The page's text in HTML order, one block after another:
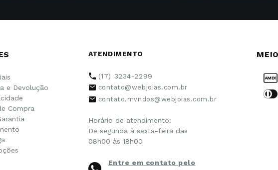
e Devolução
Compra
ATENDIMENTO
(17) 3234-2299
contato@webjoias.com.br
contato.mvndos@webjoias.com.br
Horário de atendimento:
De segunda à sexta-feira das
08h00 às 18h00
Entre em contato pelo